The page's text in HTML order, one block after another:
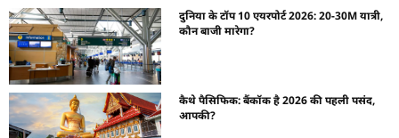
दुनिया के टॉप 10 एयरपोर्ट 2026: 20-30M यात्री,
कौन बाजी मारेगा?
कैथे पैसिफिक: बैंकॉक है 2026 की पहली पसंद,
आपकी?